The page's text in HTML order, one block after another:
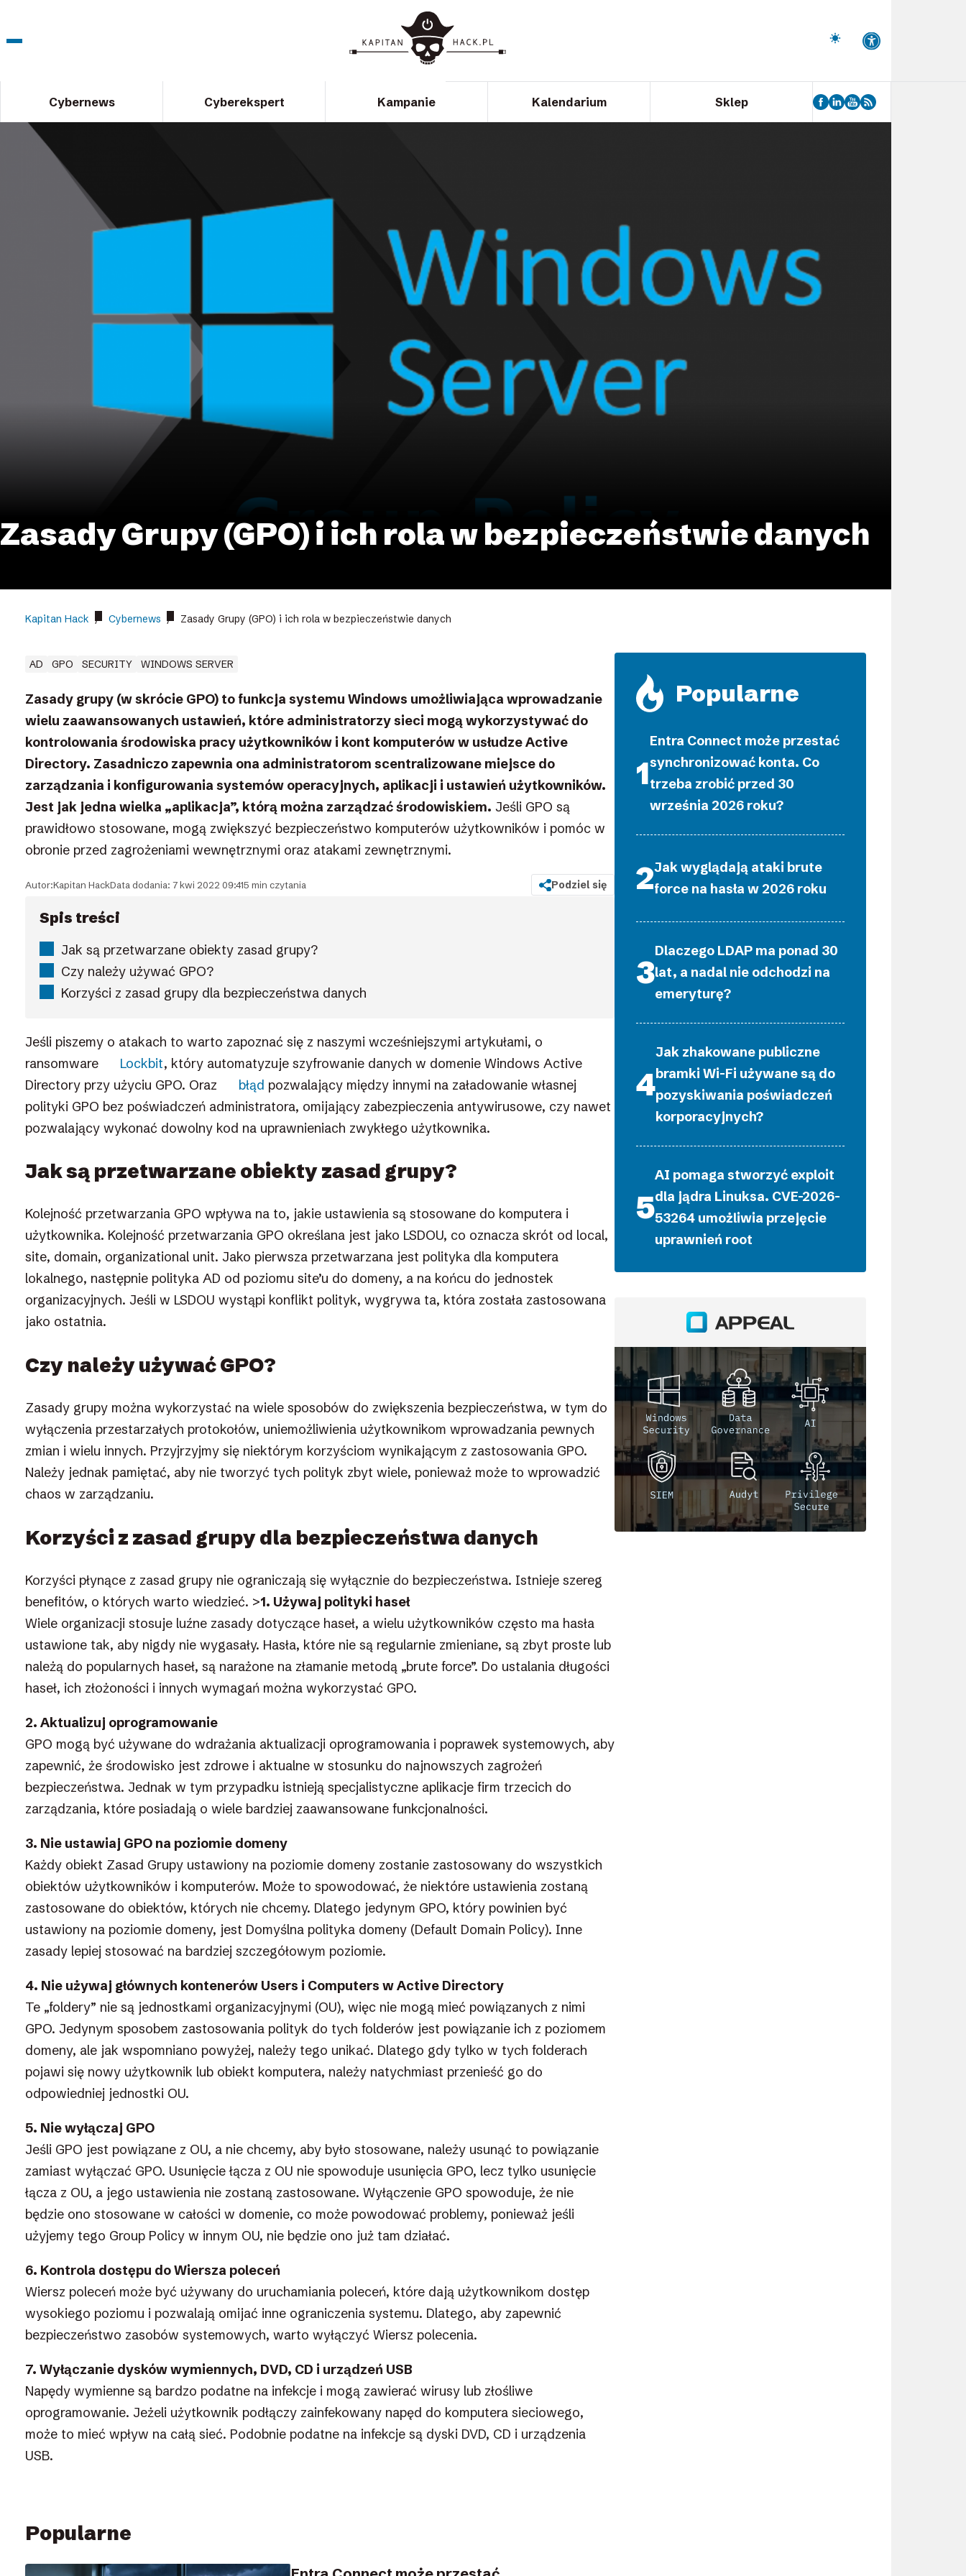
Cybernews Cyberekspert Kampanie Kalendarium Sklep
Zasady Grupy (GPO) i ich rola w bezpieczeństwie danych
Kapitan Hack / Cybernews / Zasady Grupy (GPO) i ich rola w bezpieczeństwie danych
AD GPO SECURITY WINDOWS SERVER
Zasady grupy (w skrócie GPO) to funkcja systemu Windows umożliwiająca wprowadzanie
wielu zaawansowanych ustawień, które administratorzy sieci mogą wykorzystywać do
kontrolowania środowiska pracy użytkowników i kont komputerów w usłudze Active
Directory. Zasadniczo zapewnia ona administratorom scentralizowane miejsce do
zarządzania i konfigurowania systemów operacyjnych, aplikacji i ustawień użytkowników.
Jest jak jedna wielka „aplikacja”, którą można zarządzać środowiskiem. Jeśli GPO są
prawidłowo stosowane, mogą zwiększyć bezpieczeństwo komputerów użytkowników i pomóc w
obronie przed zagrożeniami wewnętrznymi oraz atakami zewnętrznymi.
Autor:Kapitan HackData dodania: 7 kwi 2022 09:415 min czytania Podziel się
Spis treści
Jak są przetwarzane obiekty zasad grupy?
Czy należy używać GPO?
Korzyści z zasad grupy dla bezpieczeństwa danych
Jeśli piszemy o atakach to warto zapoznać się z naszymi wcześniejszymi artykułami, o
ransomware
Lockbit, który automatyzuje szyfrowanie danych w domenie Windows Active
Directory przy użyciu GPO. Oraz
błąd pozwalający między innymi na załadowanie własnej
polityki GPO bez poświadczeń administratora, omijający zabezpieczenia antywirusowe, czy nawet
pozwalający wykonać dowolny kod na uprawnieniach zwykłego użytkownika.
Jak są przetwarzane obiekty zasad grupy?
Kolejność przetwarzania GPO wpływa na to, jakie ustawienia są stosowane do komputera i
użytkownika. Kolejność przetwarzania GPO określana jest jako LSDOU, co oznacza skrót od local,
site, domain, organizational unit. Jako pierwsza przetwarzana jest polityka dla komputera
lokalnego, następnie polityka AD od poziomu site’u do domeny, a na końcu do jednostek
organizacyjnych. Jeśli w LSDOU wystąpi konflikt polityk, wygrywa ta, która została zastosowana
jako ostatnia.
Czy należy używać GPO?
Zasady grupy można wykorzystać na wiele sposobów do zwiększenia bezpieczeństwa, w tym do
wyłączenia przestarzałych protokołów, uniemożliwienia użytkownikom wprowadzania pewnych
zmian i wielu innych. Przyjrzyjmy się niektórym korzyściom wynikającym z zastosowania GPO.
Należy jednak pamiętać, aby nie tworzyć tych polityk zbyt wiele, ponieważ może to wprowadzić
chaos w zarządzaniu.
Korzyści z zasad grupy dla bezpieczeństwa danych
Korzyści płynące z zasad grupy nie ograniczają się wyłącznie do bezpieczeństwa. Istnieje szereg
benefitów, o których warto wiedzieć. >1. Używaj polityki haseł
Wiele organizacji stosuje luźne zasady dotyczące haseł, a wielu użytkowników często ma hasła
ustawione tak, aby nigdy nie wygasały. Hasła, które nie są regularnie zmieniane, są zbyt proste lub
należą do popularnych haseł, są narażone na złamanie metodą „brute force”. Do ustalania długości
haseł, ich złożoności i innych wymagań można wykorzystać GPO.
2. Aktualizuj oprogramowanie
GPO mogą być używane do wdrażania aktualizacji oprogramowania i poprawek systemowych, aby
zapewnić, że środowisko jest zdrowe i aktualne w stosunku do najnowszych zagrożeń
bezpieczeństwa. Jednak w tym przypadku istnieją specjalistyczne aplikacje firm trzecich do
zarządzania, które posiadają o wiele bardziej zaawansowane funkcjonalności.
3. Nie ustawiaj GPO na poziomie domeny
Każdy obiekt Zasad Grupy ustawiony na poziomie domeny zostanie zastosowany do wszystkich
obiektów użytkowników i komputerów. Może to spowodować, że niektóre ustawienia zostaną
zastosowane do obiektów, których nie chcemy. Dlatego jedynym GPO, który powinien być
ustawiony na poziomie domeny, jest Domyślna polityka domeny (Default Domain Policy). Inne
zasady lepiej stosować na bardziej szczegółowym poziomie.
4. Nie używaj głównych kontenerów Users i Computers w Active Directory
Te „foldery” nie są jednostkami organizacyjnymi (OU), więc nie mogą mieć powiązanych z nimi
GPO. Jedynym sposobem zastosowania polityk do tych folderów jest powiązanie ich z poziomem
domeny, ale jak wspomniano powyżej, należy tego unikać. Dlatego gdy tylko w tych folderach
pojawi się nowy użytkownik lub obiekt komputera, należy natychmiast przenieść go do
odpowiedniej jednostki OU.
5. Nie wyłączaj GPO
Jeśli GPO jest powiązane z OU, a nie chcemy, aby było stosowane, należy usunąć to powiązanie
zamiast wyłączać GPO. Usunięcie łącza z OU nie spowoduje usunięcia GPO, lecz tylko usunięcie
łącza z OU, a jego ustawienia nie zostaną zastosowane. Wyłączenie GPO spowoduje, że nie
będzie ono stosowane w całości w domenie, co może powodować problemy, ponieważ jeśli
użyjemy tego Group Policy w innym OU, nie będzie ono już tam działać.
6. Kontrola dostępu do Wiersza poleceń
Wiersz poleceń może być używany do uruchamiania poleceń, które dają użytkownikom dostęp
wysokiego poziomu i pozwalają omijać inne ograniczenia systemu. Dlatego, aby zapewnić
bezpieczeństwo zasobów systemowych, warto wyłączyć Wiersz polecenia.
7. Wyłączanie dysków wymiennych, DVD, CD i urządzeń USB
Napędy wymienne są bardzo podatne na infekcje i mogą zawierać wirusy lub złośliwe
oprogramowanie. Jeżeli użytkownik podłączy zainfekowany napęd do komputera sieciowego,
może to mieć wpływ na całą sieć. Podobnie podatne na infekcje są dyski DVD, CD i urządzenia
USB.
Popularne
Popularne
Entra Connect może przestać
synchronizować konta. Co
trzeba zrobić przed 30
września 2026 roku?
Jak wyglądają ataki brute
force na hasła w 2026 roku
Dlaczego LDAP ma ponad 30
lat, a nadal nie odchodzi na
emeryturę?
Jak zhakowane publiczne
bramki Wi-Fi używane są do
pozyskiwania poświadczeń
korporacyjnych?
AI pomaga stworzyć exploit
dla jądra Linuksa. CVE-2026-
53264 umożliwia przejęcie
uprawnień root